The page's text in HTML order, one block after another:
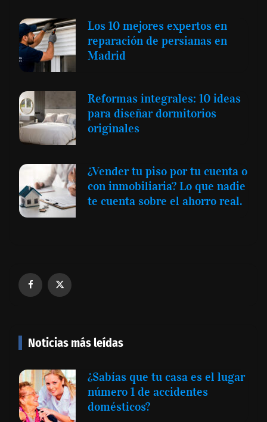
Los 10 mejores expertos en
reparación de persianas en
Madrid
Reformas integrales: 10 ideas
para diseñar dormitorios
originales
¿Vender tu piso por tu cuenta o
con inmobiliaria? Lo que nadie
te cuenta sobre el ahorro real.
Noticias más leídas
¿Sabías que tu casa es el lugar
número 1 de accidentes
domésticos?